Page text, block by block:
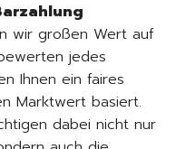
wir großen Wert auf
jedes
Ihnen ein faires
Marktwert basiert.
dabei nicht nur